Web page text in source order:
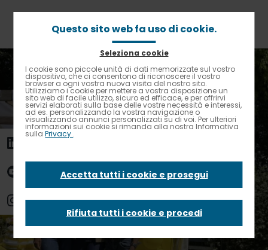
Contrasto elevato
Briciole
pane
Home
News
Compie 20 anni Pulcini&Co, la divisione dedicata a
infanzia e welfare
Compie 20 anni
Pulcini&Co, la
divisione dedicata
a infanzia e welfare
Questo sito web fa uso di cookie.
Seleziona cookie
I cookie sono piccole unità di dati memorizzate sul vostro
dispositivo, che ci consentono di riconoscere il vostro
browser a ogni vostra nuova visita del nostro sito.
Utilizziamo i cookie per mettere a vostra disposizione un
sito web di facile utilizzo, sicuro ed efficace, e per offrirvi
servizi elaborati sulla base delle vostre necessità e interessi,
ad es. personalizzando la vostra navigazione o
visualizzando annunci personalizzati su di voi. Per ulteriori
informazioni sui cookie si rimanda alla nostra Informativa
sullaPrivacy .
Accetta tutti i cookie e prosegui
Rifiuta tutti i cookie e procedi